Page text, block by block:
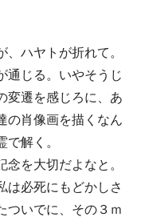
ハヤトが折れて。
通じる。いやそうじ
変遷を感じろに、あ
の肖像画を描くなん
解く。
を大切だよなと。
は必死にもどかしさ
ついでに、その３ｍ